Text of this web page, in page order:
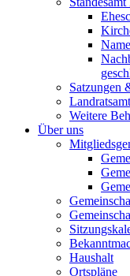
Satzungen
Weitere
Über uns
Haushalt
Ortspläne